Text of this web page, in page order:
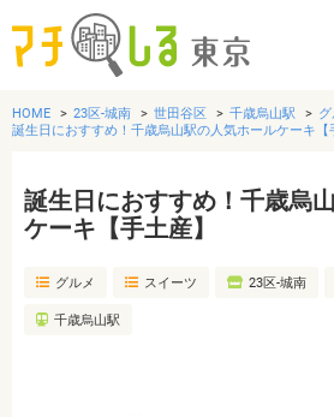
グルメ
美容・健康
HOME 23区-城南 世田谷区 千歳烏山駅 グ
誕生日におすすめ！千歳烏山駅の人気ホールケーキ【
誕生日におすすめ！千歳烏
ケーキ【手土産】
グルメ スイーツ 23区-城南
千歳烏山駅